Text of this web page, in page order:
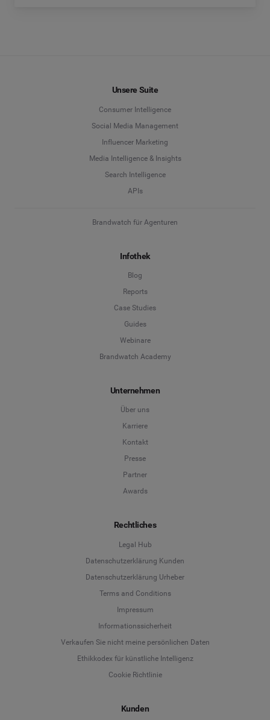
Unsere Suite
Consumer Intelligence
Social Media Management
Influencer Marketing
Media Intelligence & Insights
Search Intelligence
APIs
Brandwatch für Agenturen
Infothek
Blog
Reports
Case Studies
Guides
Webinare
Brandwatch Academy
Unternehmen
Über uns
Karriere
Kontakt
Presse
Partner
Awards
Rechtliches
Legal Hub
Datenschutzerklärung Kunden
Datenschutzerklärung Urheber
Terms and Conditions
Impressum
Informationssicherheit
Verkaufen Sie nicht meine persönlichen Daten
Ethikkodex für künstliche Intelligenz
Cookie Richtlinie
Kunden
Deutsch